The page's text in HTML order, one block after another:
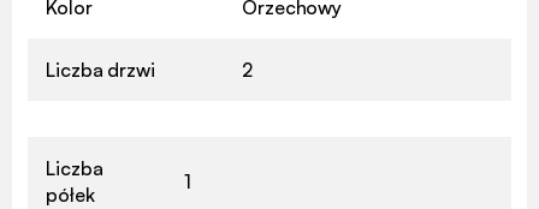
Kolor Orzechowy
Liczba drzwi 2
Liczba
półek
1